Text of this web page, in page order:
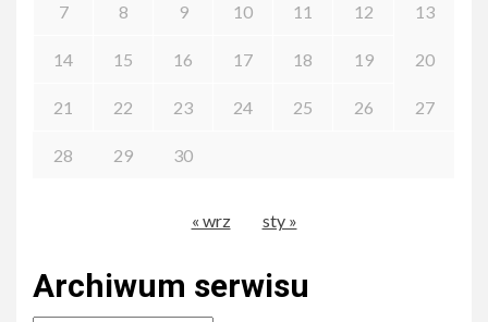
7 8 9 10 11 12 13
14 15 16 17 18 19 20
21 22 23 24 25 26 27
28 29 30
« wrz sty »
Archiwum serwisu